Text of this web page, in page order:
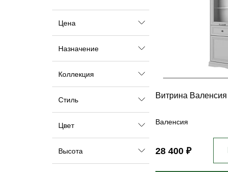
Цена
Назначение
Коллекция
Стиль
Цвет
Высота
Витрина
Валенсия
28 400 ₽